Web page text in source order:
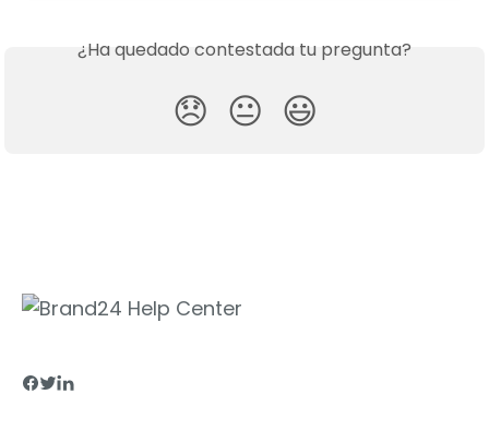
¿Ha quedado contestada tu pregunta?
😞 😐 😃